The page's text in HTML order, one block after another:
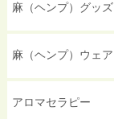
麻（ヘンプ）グッズ
麻（ヘンプ）ウェア
アロマセラピー